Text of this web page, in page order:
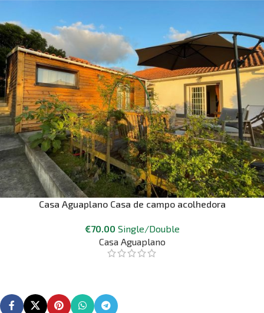
Casa Aguaplano Casa de campo acolhedora
€70.00 Single/Double
Casa Aguaplano